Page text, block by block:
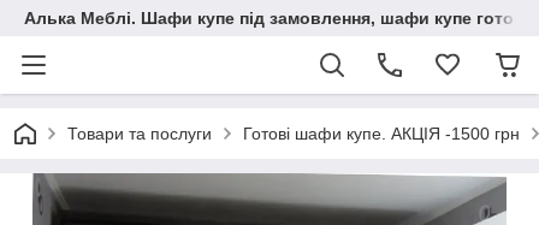
Алька Меблі. Шафи купе під замовлення, шафи купе готові,
Товари та послуги Готові шафи купе. АКЦІЯ -1500 грн